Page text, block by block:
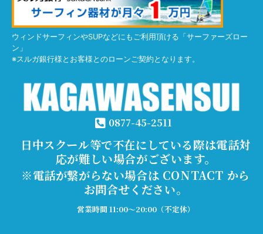
ウィンドサーフィンやSUPなどにもご利用頂ける「サーファーズロー
ン」
※スルガ銀行様とお客様とのローンご契約となります。
0877-45-2511
日中スクール等で不在にしている際は電話対
応が難しい場合がございます。
※電話が繋がらない場合は CONTACT から
お問合せください。
営業時間 11:00～20:00（不定休）